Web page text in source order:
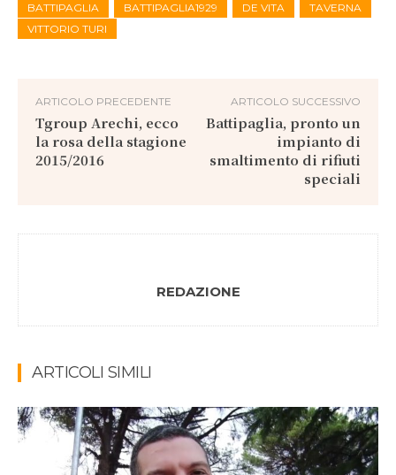
BATTIPAGLIA BATTIPAGLIA1929 DE VITA
TAVERNA
VITTORIO TURI
ARTICOLO PRECEDENTE
Tgroup Arechi, ecco
la rosa della stagione
2015/2016
ARTICOLO SUCCESSIVO
Battipaglia, pronto un
impianto di
smaltimento di rifiuti
speciali
REDAZIONE
ARTICOLI SIMILI